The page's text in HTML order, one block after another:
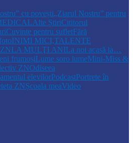
cu povești„Ziarul Nostru” pentru
Alte ȘtiriCititorul
Cuvinte pentru sufletFără
INIMI MICI,TALENTE
LA MULŢI ANILa noi acasă la…
frumoșiLume soro lumeMini-Miss &
ZNOdiseea
elevilorPodcastPortrete în
ZNȘcoala meaVideo